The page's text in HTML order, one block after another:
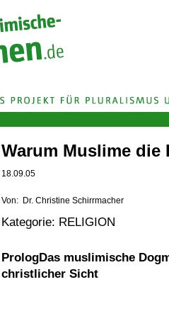
Warum Muslime
18.09.05
Von: Dr. Christine Schirrmacher
Kategorie: RELIGION
PrologDas muslimische
christlicher Sicht